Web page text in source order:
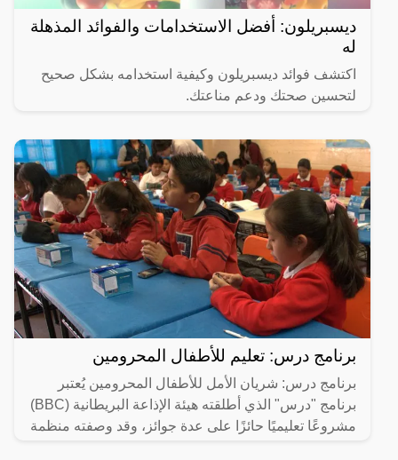
ديسبريلون: أفضل الاستخدامات والفوائد المذهلة
له
اكتشف فوائد ديسبريلون وكيفية استخدامه بشكل صحيح
لتحسين صحتك ودعم مناعتك.
برنامج درس: تعليم للأطفال المحرومين
برنامج درس: شريان الأمل للأطفال المحرومين يُعتبر
برنامج "درس" الذي أطلقته هيئة الإذاعة البريطانية (BBC)
مشروعًا تعليميًا حائزًا على عدة جوائز، وقد وصفته منظمة